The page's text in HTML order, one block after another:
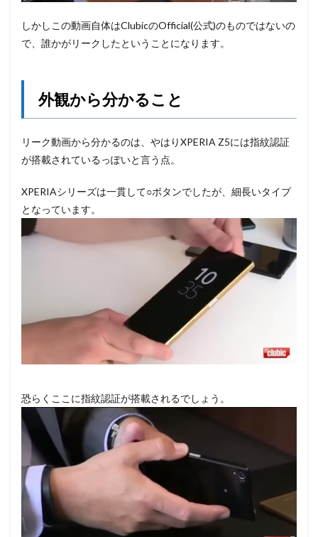
しかしこの動画自体はClubicのOfficial(公式)のものではないの
で、誰かがリークしたということになります。
外観から分かること
リーク動画から分かるのは、やはりXPERIA Z5には指紋認証
が搭載されているっぽいと言う点。
XPERIAシリーズは一貫して○ボタンでしたが、細長いタイプ
となっています。
恐らくここに指紋認証が搭載されるでしょう。